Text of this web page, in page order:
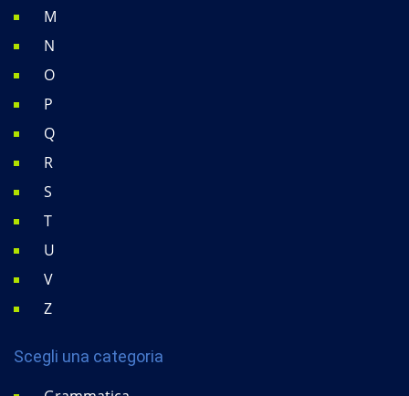
M
N
O
P
Q
R
S
T
U
V
Z
Scegli una categoria